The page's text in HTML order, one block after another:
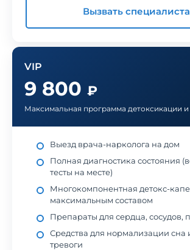
Вызвать специалиста
VIP
9 800 ₽
Максимальная программа детоксикации и
Выезд врача-нарколога на дом
Полная диагностика состояния
тесты на месте)
Многокомпонентная детокс-
максимальным составом
Препараты для сердца, сосудов,
Средства для нормализации сна
тревоги